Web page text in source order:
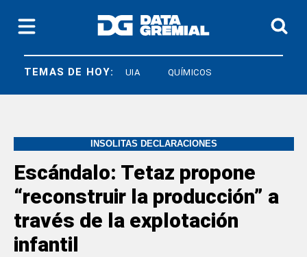
TEMAS DE HOY:
SOECRA UIA QUÍMICOS
INSÓLITAS DECLARACIONES
Escándalo: Tetaz propone
“reconstruir la producción” a
través de la explotación
infantil